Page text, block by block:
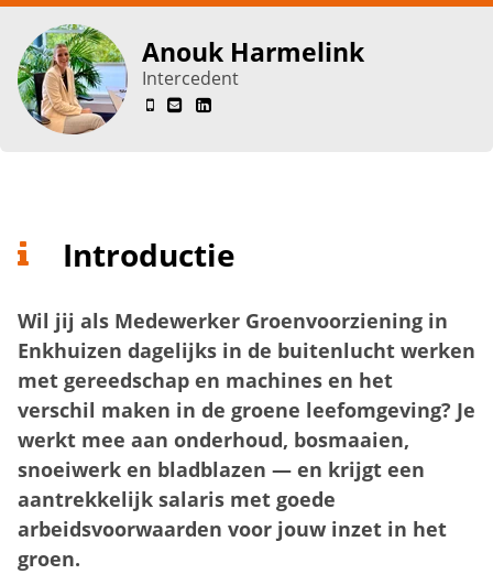
Anouk Harmelink
Intercedent
Introductie
Wil jij als Medewerker Groenvoorziening in
Enkhuizen dagelijks in de buitenlucht werken
met gereedschap en machines en het
verschil maken in de groene leefomgeving? Je
werkt mee aan onderhoud, bosmaaien,
snoeiwerk en bladblazen — en krijgt een
aantrekkelijk salaris met goede
arbeidsvoorwaarden voor jouw inzet in het
groen.